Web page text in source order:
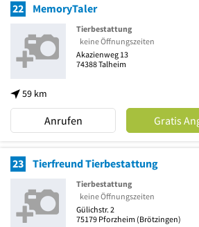
22 MemoryTaler
59 km
Tierbestattung
keine Öffnungszeiten
Akazienweg 13
74388Talheim
Anrufen Gratis
23 Tierfreund Tierbestattung
Tierbestattung
keine Öffnungszeiten
Gülichstr. 2
75179 Pforzheim (Brötzingen)